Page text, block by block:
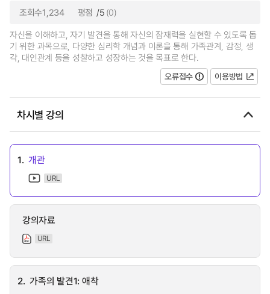
조회수1,234 평점 /5 (0)
자신을 이해하고, 자기 발견을 통해 자신의 잠재력을 실현할 수 있도록 돕
기 위한 과목으로, 다양한 심리학 개념과 이론을 통해 가족관계, 감정, 생
각, 대인관계 등을 성찰하고 성장하는 것을 목표로 한다.
오류접수
이용방법
차시별 강의
1. 개관
URL
강의자료
URL
2. 가족의 발견1: 애착